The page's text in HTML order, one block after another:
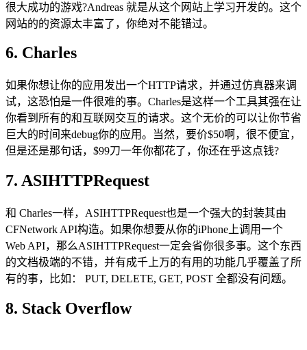
很大成功的游戏?Andreas 就是从这个网站上学习开发的。这个
网站的的资源太丰富了，你绝对不能错过。
6. Charles
如果你想让你的应用发出一个HTTP请求，并通过仿真器来调
试，这恐怕是一件很难的事。Charles是这样一个工具其强在让
你看到所有的和互联网交互的请求。这个无价的可以让你节省
巨大的时间来debug你的应用。当然，要价$50啊，很不便宜，
但是还是那句话，$99刀一年你都花了，你还在乎这点钱?
7. ASIHTTPRequest
和 Charles一样，ASIHTTPRequest也是一个强大的封装其由
CFNetwork API构造。如果你想要从你的iPhone上调用一个
Web API，那么ASIHTTPRequest一定会省你很多事。这个东西
的文档极端的不错，并有成千上万的有用的功能几乎覆盖了所
有的事，比如： PUT, DELETE, GET, POST 全都没有问题。
8. Stack Overflow